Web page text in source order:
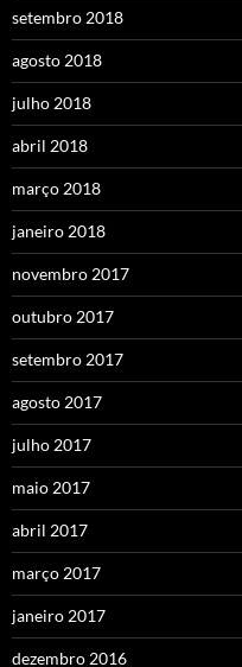
setembro 2018
agosto 2018
julho 2018
abril 2018
março 2018
janeiro 2018
novembro 2017
outubro 2017
setembro 2017
agosto 2017
julho 2017
maio 2017
abril 2017
março 2017
janeiro 2017
dezembro 2016